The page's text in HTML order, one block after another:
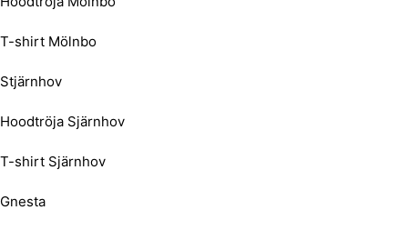
T-shirt Mölnbo
Stjärnhov
Hoodtröja Sjärnhov
T-shirt Sjärnhov
Gnesta